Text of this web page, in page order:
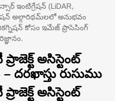
ఇంటిగ్రేషన్ (LiDAR,
అల్గారిథమ్‌లలో అనుభవం
కోసం ఇమేజ్ ప్రాసెసింగ్
అసిస్టెంట్
దరఖాస్తు రుసుము
అసిస్టెంట్